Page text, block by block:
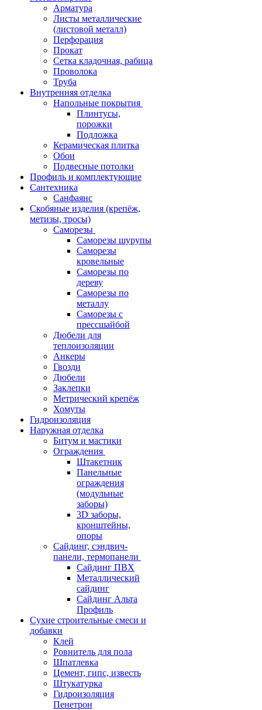
Арматура
Листы металлические
(листовой металл)
Перфорация
Прокат
Сетка кладочная, рабица
Проволока
Труба
Внутренняя отделка
Напольные покрытия
Плинтусы,
порожки
Подложка
Керамическая плитка
Обои
Подвесные потолки
Профиль и комплектующие
Сантехника
Санфаянс
Скобяные изделия (крепёж,
метизы, тросы)
Саморезы
Саморезы шурупы
Саморезы
кровельные
Саморезы по
дереву
Саморезы по
металлу
Саморезы с
прессшайбой
Дюбели для
теплоизоляции
Анкеры
Гвозди
Дюбели
Заклепки
Метрический крепёж
Хомуты
Гидроизоляция
Наружная отделка
Битум и мастики
Ограждения
Штакетник
Панельные
ограждения
(модульные
заборы)
3D заборы,
кронштейны,
опоры
Cайдинг, сэндвич-
панели, термопанели
Сайдинг ПВХ
Металлический
сайдинг
Сайдинг Альта
Профиль
Сухие строительные смеси и
добавки
Клей
Ровнитель для пола
Шпатлевка
Цемент, гипс, известь
Штукатурка
Гидроизоляция
Пенетрон